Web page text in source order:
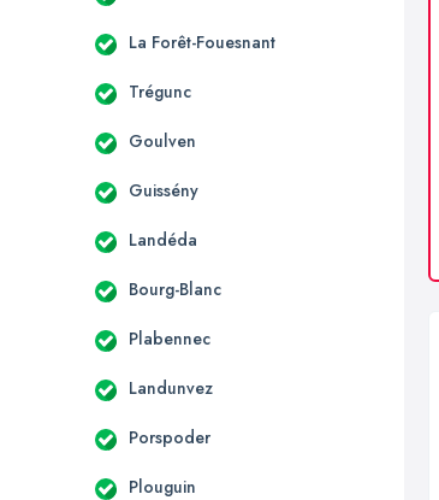
La Forêt-Fouesnant
Trégunc
Goulven
Guissény
Landéda
Bourg-Blanc
Plabennec
Landunvez
Porspoder
Plouguin